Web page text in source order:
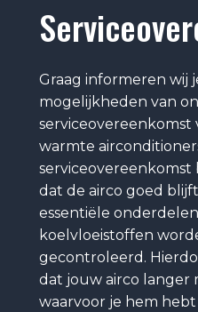
Graag informeren wij
mogelijkheden van
serviceovereenkomst
warmte
serviceovereenkomst
dat de airco goed
essentiële
koelvloeistoffen
gecontroleerd.
dat jouw airco langer
waarvoor je hem